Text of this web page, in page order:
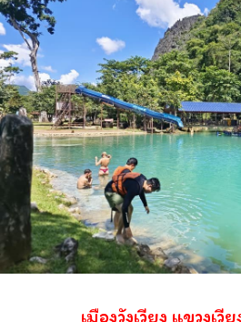
เมืองวังเวียง แขวงเ